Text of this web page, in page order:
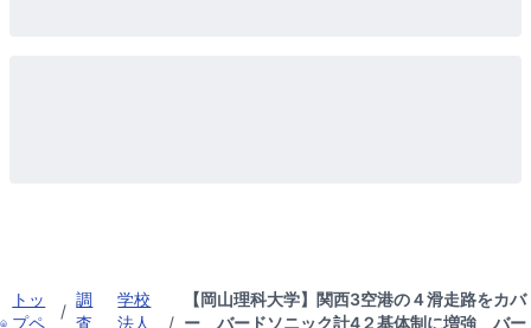
トッ
プペ
/
調
査
学校
法人
/
【岡山理科大学】関西3空港の４滑走路をカバ
ー バードソニック計4２基体制に増強 バー